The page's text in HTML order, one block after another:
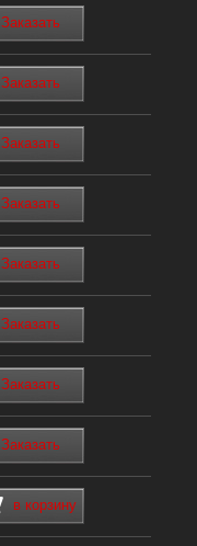
Заказать
Заказать
Заказать
Заказать
Заказать
Заказать
Заказать
Заказать
в корзину